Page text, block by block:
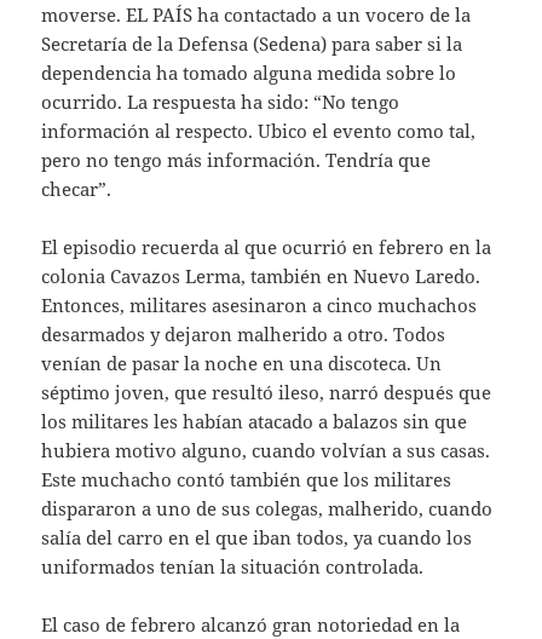
moverse. EL PAÍS ha contactado a un vocero de la
Secretaría de la Defensa (Sedena) para saber si la
dependencia ha tomado alguna medida sobre lo
ocurrido. La respuesta ha sido: “No tengo
información al respecto. Ubico el evento como tal,
pero no tengo más información. Tendría que
checar”.
El episodio recuerda al que ocurrió en febrero en la
colonia Cavazos Lerma, también en Nuevo Laredo.
Entonces, militares asesinaron a cinco muchachos
desarmados y dejaron malherido a otro. Todos
venían de pasar la noche en una discoteca. Un
séptimo joven, que resultó ileso, narró después que
los militares les habían atacado a balazos sin que
hubiera motivo alguno, cuando volvían a sus casas.
Este muchacho contó también que los militares
dispararon a uno de sus colegas, malherido, cuando
salía del carro en el que iban todos, ya cuando los
uniformados tenían la situación controlada.
El caso de febrero alcanzó gran notoriedad en la